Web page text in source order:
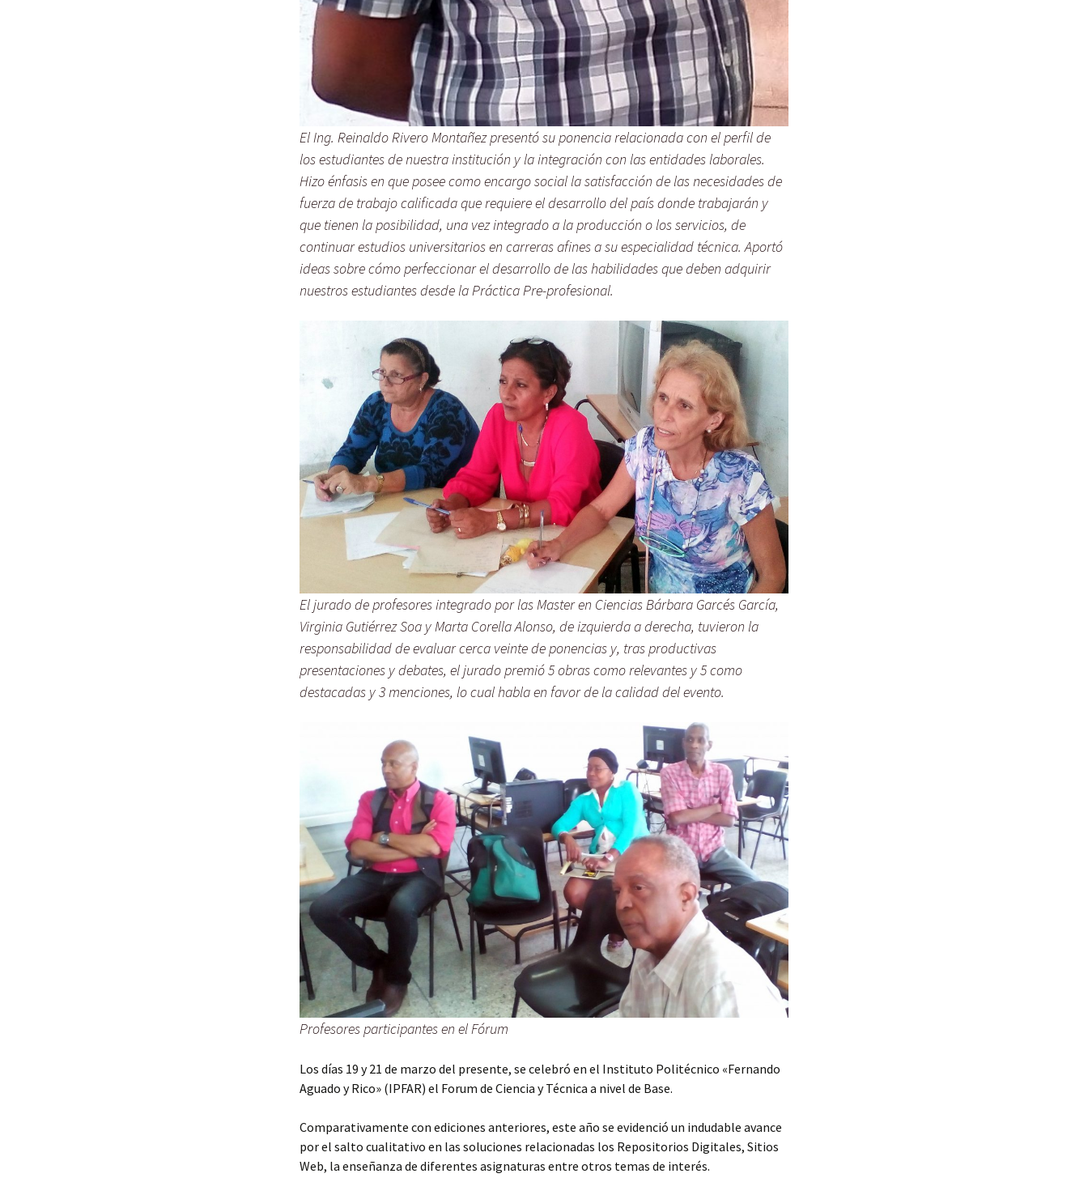
El Ing. Reinaldo Rivero Montañez presentó su ponencia relacionada con el perfil de
los estudiantes de nuestra institución y la integración con las entidades laborales.
Hizo énfasis en que posee como encargo social la satisfacción de las necesidades de
fuerza de trabajo calificada que requiere el desarrollo del país donde trabajarán y
que tienen la posibilidad, una vez integrado a la producción o los servicios, de
continuar estudios universitarios en carreras afines a su especialidad técnica. Aportó
ideas sobre cómo perfeccionar el desarrollo de las habilidades que deben adquirir
nuestros estudiantes desde la Práctica Pre-profesional.
El jurado de profesores integrado por las Master en Ciencias Bárbara Garcés García,
Virginia Gutiérrez Soa y Marta Corella Alonso, de izquierda a derecha, tuvieron la
responsabilidad de evaluar cerca veinte de ponencias y, tras productivas
presentaciones y debates, el jurado premió 5 obras como relevantes y 5 como
destacadas y 3 menciones, lo cual habla en favor de la calidad del evento.
Profesores participantes en el Fórum
Los días 19 y 21 de marzo del presente, se celebró en el Instituto Politécnico «Fernando
Aguado y Rico» (IPFAR) el Forum de Ciencia y Técnica a nivel de Base.
Comparativamente con ediciones anteriores, este año se evidenció un indudable avance
por el salto cualitativo en las soluciones relacionadas los Repositorios Digitales, Sitios
Web, la enseñanza de diferentes asignaturas entre otros temas de interés.